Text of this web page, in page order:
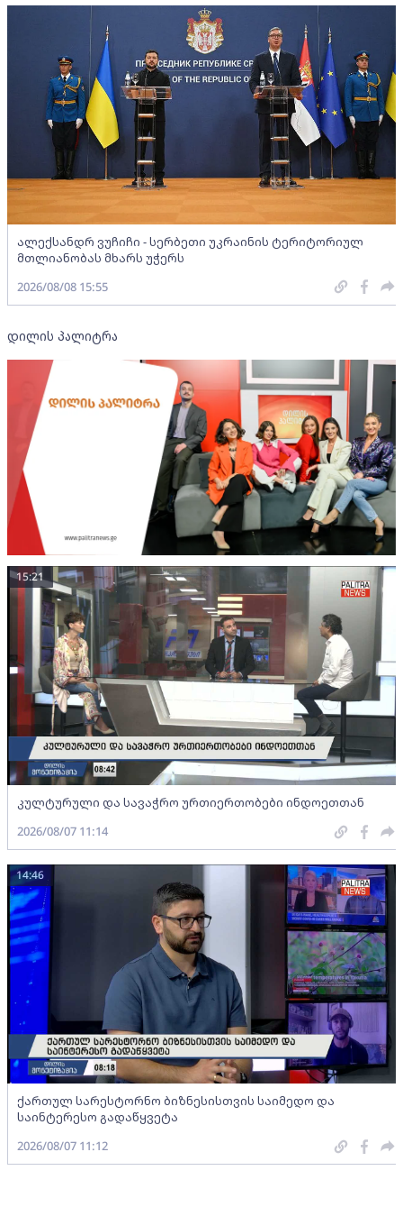
ალექსანდრ ვუჩიჩი - სერბეთი უკრაინის ტერიტორიულ
მთლიანობას მხარს უჭერს
2026/08/08 15:55
დილის პალიტრა
კულტურული და სავაჭრო ურთიერთობები ინდოეთთან
15:21
2026/08/07 11:14
ქართულ სარესტორნო ბიზნესისთვის საიმედო და
საინტერესო გადაწყვეტა
14:46
2026/08/07 11:12